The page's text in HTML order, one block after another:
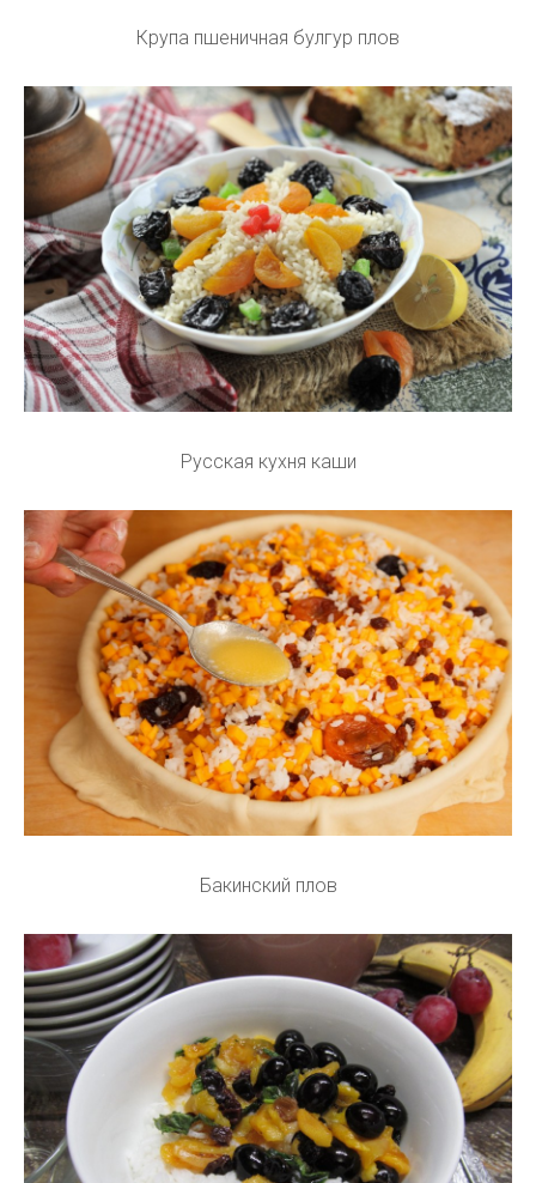
Крупа пшеничная булгур плов
Русская кухня каши
Бакинский плов